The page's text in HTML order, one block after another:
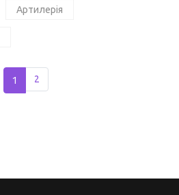
Артилерія
1 2